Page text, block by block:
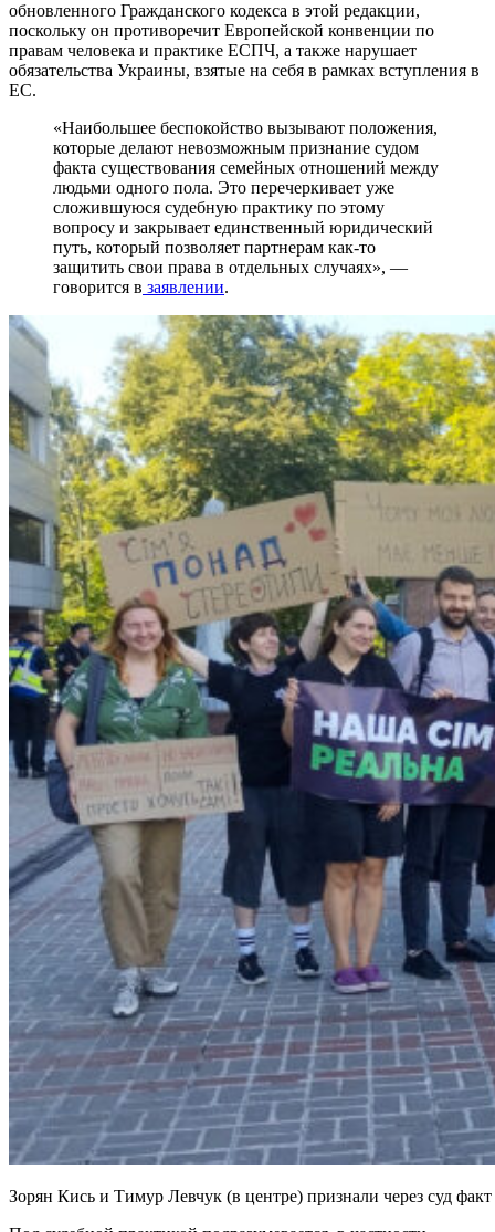
обновленного Гражданского кодекса в этой редакции,
поскольку он противоречит Европейской конвенции по
правам человека и практике ЕСПЧ, а также нарушает
обязательства Украины, взятые на себя в рамках вступления в
ЕС.
«Наибольшее беспокойство вызывают положения,
которые делают невозможным признание судом
факта существования семейных отношений между
людьми одного пола. Это перечеркивает уже
сложившуюся судебную практику по этому
вопросу и закрывает единственный юридический
путь, который позволяет партнерам как-то
защитить свои права в отдельных случаях», —
говорится в заявлении.
Зорян Кись и Тимур Левчук (в центре) признали через суд